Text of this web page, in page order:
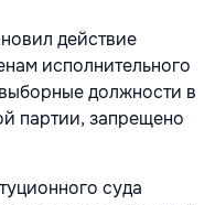
действие
исполнительного
должности в
партии, запрещено
суда